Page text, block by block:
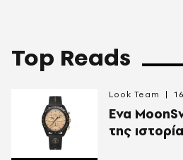
Top Reads
Ενα
της
Look Team